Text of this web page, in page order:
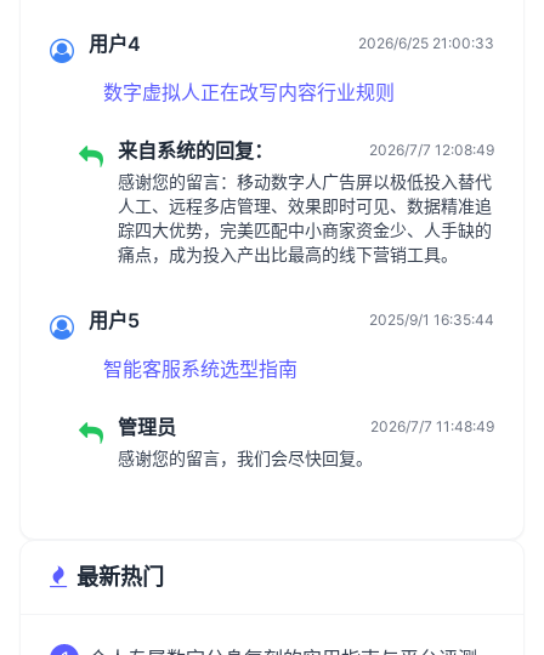
用户4 2026/6/25 21:00:33
数字虚拟人正在改写内容行业规则
来自系统的回复： 2026/7/7 12:08:49
感谢您的留言：移动数字人广告屏以极低投入替代
人工、远程多店管理、效果即时可见、数据精准追
踪四大优势，完美匹配中小商家资金少、人手缺的
痛点，成为投入产出比最高的线下营销工具。
用户5 2025/9/1 16:35:44
智能客服系统选型指南
管理员 2026/7/7 11:48:49
感谢您的留言，我们会尽快回复。
最新热门